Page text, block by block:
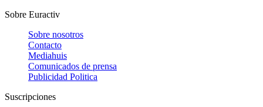
Sobre Euractiv
Sobre nosotros
Contacto
Mediahuis
Comunicados de prensa
Publicidad Politica
Suscripciones